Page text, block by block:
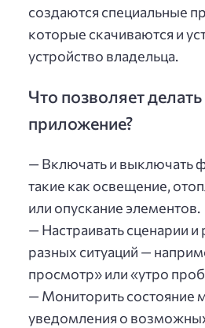
создаются специальные
которые скачиваются и
устройство владельца.
Что позволяет
приложение?
— Включать и выключать
такие как освещение,
или опускание элементов.
— Настраивать сценарии
разных ситуаций —
просмотр» или «утро
— Мониторить состояние
уведомления о